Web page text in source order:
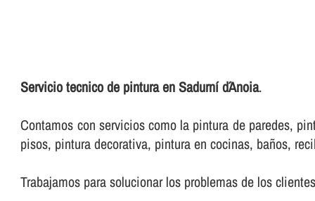
Servicio tecnico de pintura en Sadurní d´Anoia.
Contamos con servicios como la pintura de paredes,
pisos, pintura decorativa, pintura en cocinas, baños,
Trabajamos para solucionar los problemas de los